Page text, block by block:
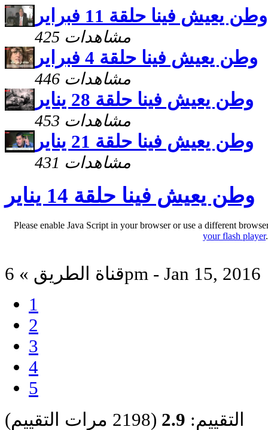
وطن يعيش فينا حلقة 11 فبراير
425 مشاهدات
وطن يعيش فينا حلقة 4 فبراير
446 مشاهدات
وطن يعيش فينا حلقة 28 يناير
453 مشاهدات
وطن يعيش فينا حلقة 21 يناير
431 مشاهدات
وطن يعيش فينا حلقة 14 يناير
Please enable Java Script in your browser or use a different
your flash player.
قناة الطريق » 6pm - Jan 15, 2016
1
2
3
4
5
التقييم: 2.9 (2198 مرات التقييم)